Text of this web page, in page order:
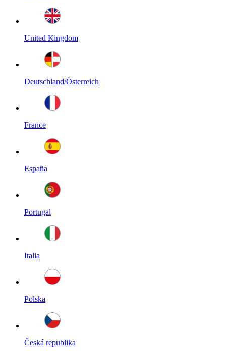
United Kingdom
Deutschland/Österreich
France
España
Portugal
Italia
Polska
Česká republika